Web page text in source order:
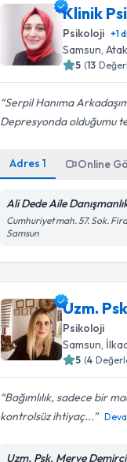
Klinik
Psikoloji +1
Samsun,
5 (13
Serpil Hanıma
Depresyonda olduğumu
Adres1 Online
Ali Dede Aile
Cumhuriyet mah. 57. Sok.
Samsun
Uzm.
Psikoloji
Samsun,
5 (4
Bağımlılık, sadece bir
kontrolsüz ihtiyaç...
Uzm. Psk. Merve